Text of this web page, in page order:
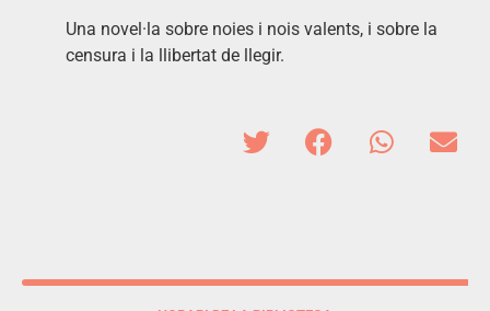
Una novel·la sobre noies i nois valents, i sobre la
censura i la llibertat de llegir.